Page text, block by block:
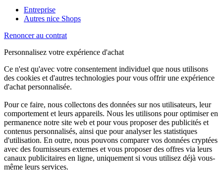
Entreprise
Autres nice Shops
Renoncer au contrat
Personnalisez votre expérience d'achat
Ce n'est qu'avec votre consentement individuel que nous utilisons
des cookies et d'autres technologies pour vous offrir une expérience
d'achat personnalisée.
Pour ce faire, nous collectons des données sur nos utilisateurs, leur
comportement et leurs appareils. Nous les utilisons pour optimiser en
permanence notre site web et pour vous proposer des publicités et
contenus personnalisés, ainsi que pour analyser les statistiques
d'utilisation. En outre, nous pouvons comparer vos données cryptées
avec des fournisseurs externes et vous proposer des offres via leurs
canaux publicitaires en ligne, uniquement si vous utilisez déjà vous-
même leurs services.